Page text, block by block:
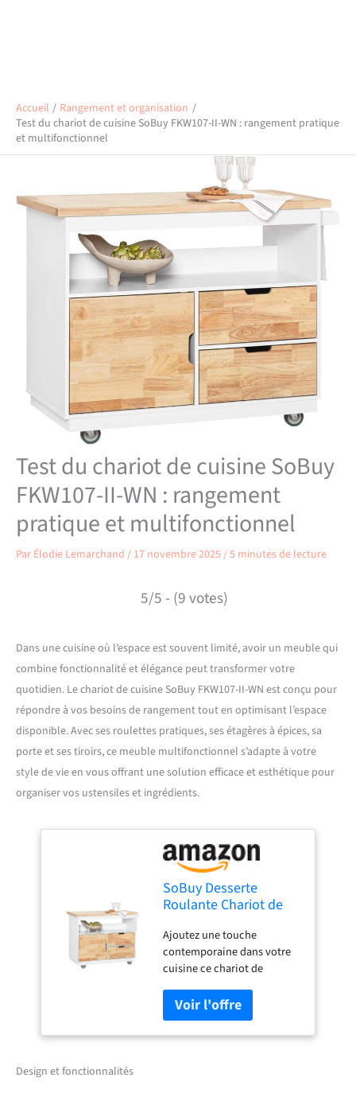
Accueil
Rangement et organisation
Test du chariot de cuisine SoBuy FKW107-II-WN : rangement pratique
et multifonctionnel
Test du chariot de cuisine SoBuy
FKW107-II-WN : rangement
pratique et multifonctionnel
Par Élodie Lemarchand / 17 novembre 2025/5 minutes de lecture
5/5 - (9 votes)
Dans une cuisine où l’espace est souvent limité, avoir un meuble qui
combine fonctionnalité et élégance peut transformer votre
quotidien. Le chariot de cuisine SoBuy FKW107-II-WN est conçu pour
répondre à vos besoins de rangement tout en optimisant l’espace
disponible. Avec ses roulettes pratiques, ses étagères à épices, sa
porte et ses tiroirs, ce meuble multifonctionnel s’adapte à votre
style de vie en vous offrant une solution efficace et esthétique pour
organiser vos ustensiles et ingrédients.
SoBuy Desserte
Roulante Chariot de
Rangement à roulettes
Chariot de Service
Buffet
Multifonctionnel avec
Etagère à Epices, 1
Porte et 2 tiroirs,
119x55x90 cm,
Ajoutez une touche
contemporaine dans votre
cuisine ce chariot de
rangement. Il vous offre de
grand espace de rangement
pour divers ustensiles dans
la cuisine, à la salle a
Design et fonctionnalités